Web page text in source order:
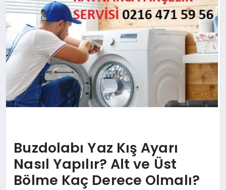
Buzdolabı Yaz Kış Ayarı
Nasıl Yapılır? Alt ve Üst
Bölme Kaç Derece Olmalı?